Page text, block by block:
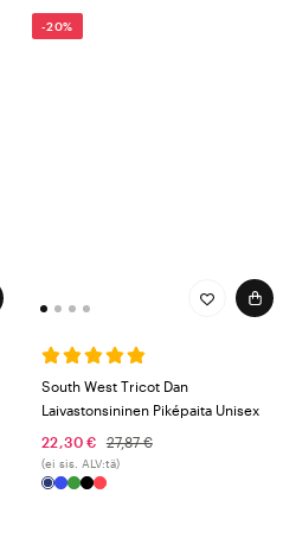
-20%
South West Tricot Dan
Laivastonsininen Piképaita Unisex
22,30 €
27,87 €
(ei sis. ALV:tä)